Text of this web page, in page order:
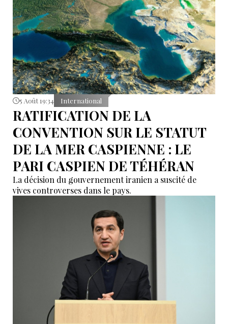
5 Août 19:34 International
RATIFICATION DE LA
CONVENTION SUR LE STATUT
DE LA MER CASPIENNE : LE
PARI CASPIEN DE TÉHÉRAN
La décision du gouvernement iranien a suscité de
vives controverses dans le pays.